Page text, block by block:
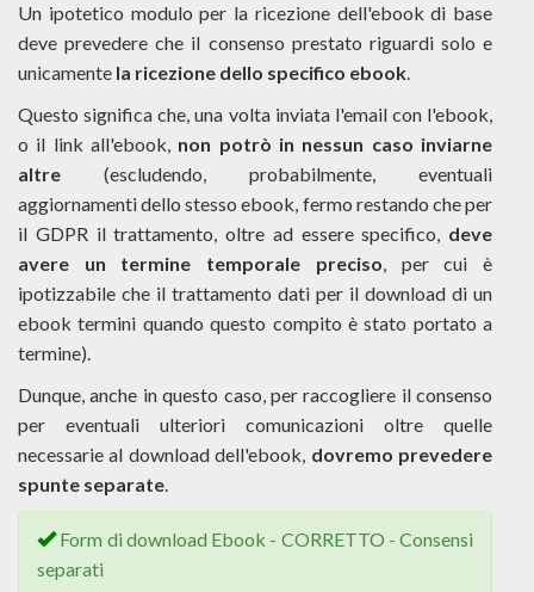
Un ipotetico modulo per la ricezione dell'ebook di base
deve prevedere che il consenso prestato riguardi solo e
unicamente la ricezione dello specifico ebook.
Questo significa che, una volta inviata l'email con l'ebook,
o il link all'ebook, non potrò in nessun caso inviarne
altre (escludendo, probabilmente, eventuali
aggiornamenti dello stesso ebook, fermo restando che per
il GDPR il trattamento, oltre ad essere specifico, deve
avere un termine temporale preciso, per cui è
ipotizzabile che il trattamento dati per il download di un
ebook termini quando questo compito è stato portato a
termine).
Dunque, anche in questo caso, per raccogliere il consenso
per eventuali ulteriori comunicazioni oltre quelle
necessarie al download dell'ebook, dovremo prevedere
spunte separate.
Form di download Ebook - CORRETTO - Consensi
separati